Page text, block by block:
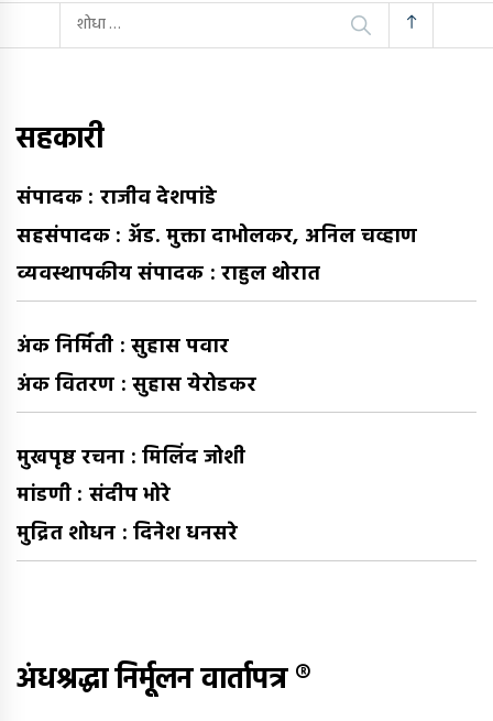
यांचा
शोध
सहकारी
संपादक : राजीव देशपांडे
सहसंपादक : अ‍ॅड. मुक्ता दाभोलकर, अनिल चव्हाण
व्यवस्थापकीय संपादक : राहुल थोरात
अंक निर्मिती : सुहास पवार
अंक वितरण : सुहास येरोडकर
मुखपृष्ठ रचना : मिलिंद जोशी
मांडणी : संदीप भोरे
मुद्रित शोधन : दिनेश धनसरे
अंधश्रद्धा निर्मूलन वार्तापत्र ®